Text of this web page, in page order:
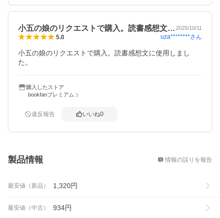
小五の娘のリクエストで購入。読書感想文…2025/10/11
5.0 uza********さん
小五の娘のリクエストで購入。読書感想文に使用しまし
た。
購入したストア
bookfanプレミアム
違反報告 いいね0
製品情報 情報の誤りを報告
最安値（新品） 1,320円
最安値（中古） 934円